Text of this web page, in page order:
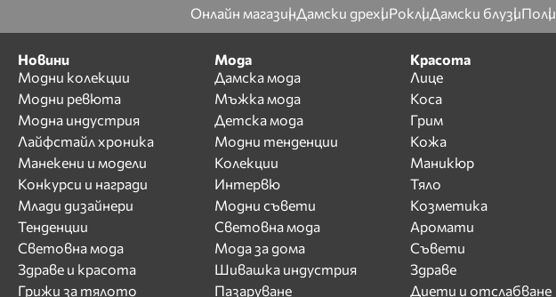
Онлайн магазинДамски дрехиРоклиДамски блузиПоли
Новини
Модни колекции
Модни ревюта
Модна индустрия
Лайфстайл хроника
Манекени и модели
Конкурси и награди
Млади дизайнери
Тенденции
Световна мода
Здраве и красота
Грижи за тялото
Мода
Дамска мода
Мъжка мода
Детска мода
Модни тенденции
Колекции
Интервю
Модни съвети
Световна мода
Мода за дома
Шивашка индустрия
Пазаруване
Красота
Лице
Коса
Грим
Кожа
Маникюр
Тяло
Козметика
Аромати
Съвети
Здраве
Диети и отслабване